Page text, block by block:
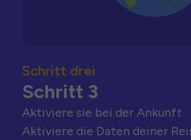
Schritt drei
Schritt 3
Aktiviere sie bei der Ankunft
Aktiviere die Daten deiner